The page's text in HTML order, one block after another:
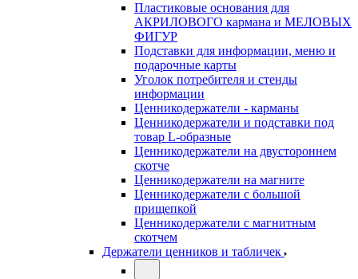
Пластиковые основания для
АКРИЛОВОГО кармана и МЕЛОВЫХ
ФИГУР
Подставки для информации, меню и
подарочные карты
Уголок потребителя и стенды
информации
Ценникодержатели - карманы
Ценникодержатели и подставки под
товар L-образные
Ценникодержатели на двустороннем
скотче
Ценникодержатели на магните
Ценникодержатели с большой
прищепкой
Ценникодержатели с магнитным
скотчем
Держатели ценников и табличек